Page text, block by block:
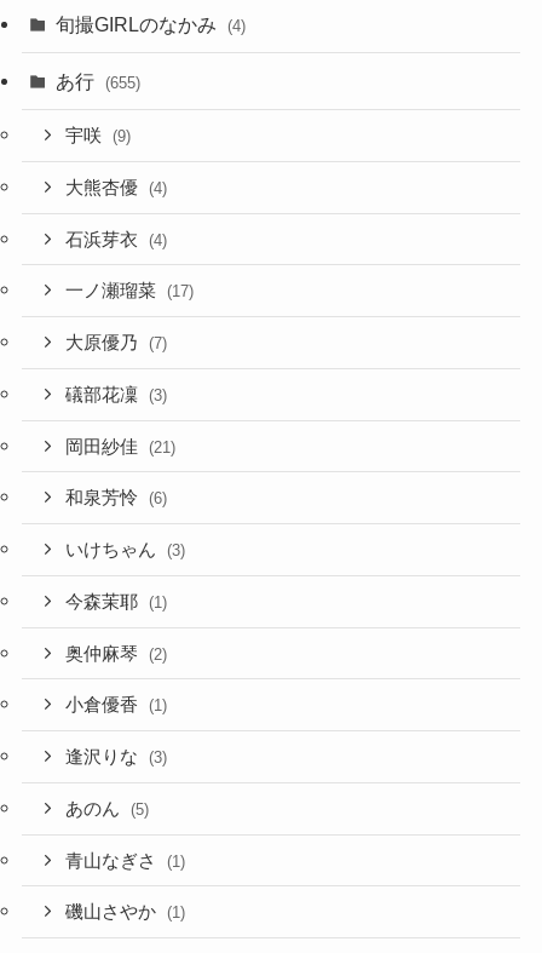
旬撮GIRLのなかみ (4)
あ行 (655)
宇咲 (9)
大熊杏優 (4)
石浜芽衣 (4)
一ノ瀬瑠菜 (17)
大原優乃 (7)
礒部花凜 (3)
岡田紗佳 (21)
和泉芳怜 (6)
いけちゃん (3)
今森茉耶 (1)
奥仲麻琴 (2)
小倉優香 (1)
逢沢りな (3)
あのん (5)
青山なぎさ (1)
磯山さやか (1)